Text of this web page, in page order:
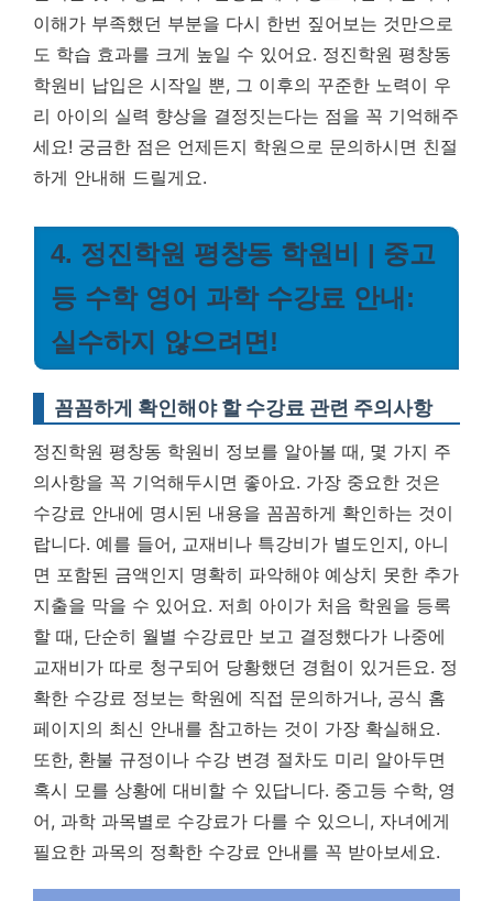
이해가 부족했던 부분을 다시 한번 짚어보는 것만으로
도 학습 효과를 크게 높일 수 있어요. 정진학원 평창동
학원비 납입은 시작일 뿐, 그 이후의 꾸준한 노력이 우
리 아이의 실력 향상을 결정짓는다는 점을 꼭 기억해주
세요! 궁금한 점은 언제든지 학원으로 문의하시면 친절
하게 안내해 드릴게요.
4. 정진학원 평창동 학원비 | 중고
등 수학 영어 과학 수강료 안내:
실수하지 않으려면!
꼼꼼하게 확인해야 할 수강료 관련 주의사항
정진학원 평창동 학원비 정보를 알아볼 때, 몇 가지 주
의사항을 꼭 기억해두시면 좋아요. 가장 중요한 것은
수강료 안내에 명시된 내용을 꼼꼼하게 확인하는 것이
랍니다. 예를 들어, 교재비나 특강비가 별도인지, 아니
면 포함된 금액인지 명확히 파악해야 예상치 못한 추가
지출을 막을 수 있어요. 저희 아이가 처음 학원을 등록
할 때, 단순히 월별 수강료만 보고 결정했다가 나중에
교재비가 따로 청구되어 당황했던 경험이 있거든요. 정
확한 수강료 정보는 학원에 직접 문의하거나, 공식 홈
페이지의 최신 안내를 참고하는 것이 가장 확실해요.
또한, 환불 규정이나 수강 변경 절차도 미리 알아두면
혹시 모를 상황에 대비할 수 있답니다. 중고등 수학, 영
어, 과학 과목별로 수강료가 다를 수 있으니, 자녀에게
필요한 과목의 정확한 수강료 안내를 꼭 받아보세요.